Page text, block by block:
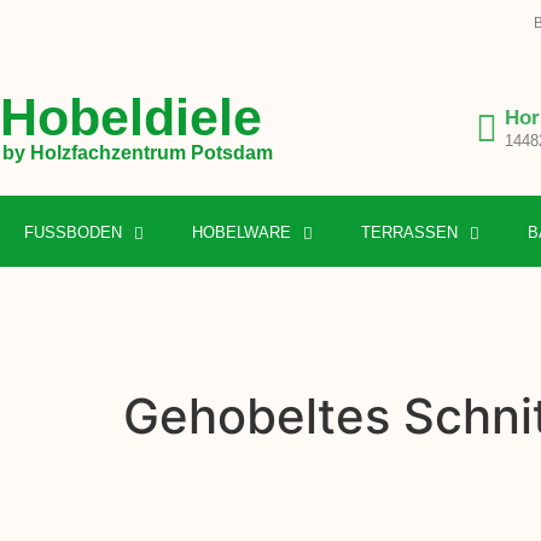
Hobeldiele
by Holzfachzentrum Potsdam
FUSSBODEN HOBELWARE TERRASSEN
Gehobeltes